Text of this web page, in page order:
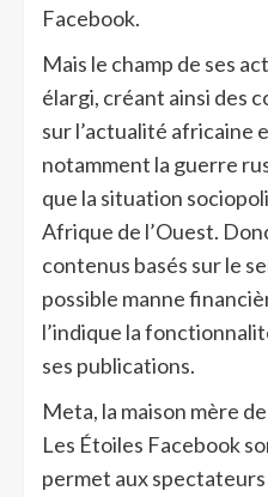
Facebook.
Mais le champ de ses
élargi, créant ainsi des
sur l’actualité africaine
notamment la guerre
que la situation
Afrique de l’Ouest.
contenus basés sur le
possible manne
l’indique la
ses publications.
Meta, la maison mère
Les Étoiles Facebook
permet aux